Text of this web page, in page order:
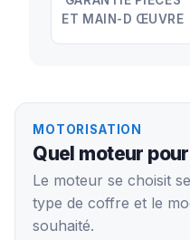
ET MAIN-D ŒUVRE
MOTORISATION
Quel moteur
Le moteur se choisit
type de coffre et le
souhaité.